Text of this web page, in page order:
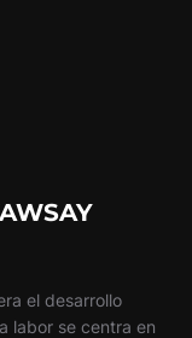
el desarrollo
labor se centra en